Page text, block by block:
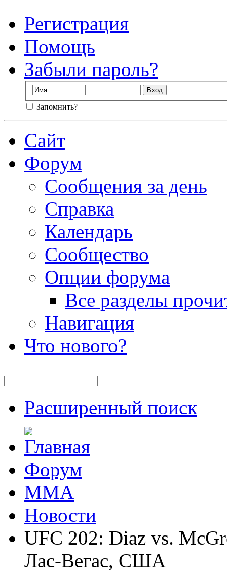
Регистрация
Помощь
Забыли пароль?
Запомнить?
Сайт
Форум
Сообщения за день
Справка
Календарь
Сообщество
Опции форума
Все разделы
Навигация
Что нового?
Расширенный поиск
Форум
ММА
Новости
UFC 202: Diaz vs.
Лас-Вегас, США